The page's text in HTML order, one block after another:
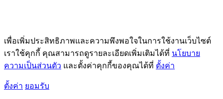
เพื่อเพิ่มประสิทธิภาพและความพึงพอใจในการใช้งานเว็บไซต์
เราใช้คุกกี้ คุณสามารถดูรายละเอียดเพิ่มเติมได้ที่ นโยบาย
ความเป็นส่วนตัว และตั้งค่าคุกกี้ของคุณได้ที่ ตั้งค่า
ตั้งค่า ยอมรับ